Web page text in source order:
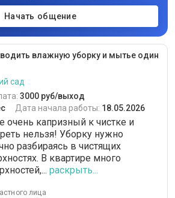
Начать общение
влажную уборку и мытье один
сад
3000 руб/выход
Дата начала работы: 18.05.2026
очень капризный к чистке и
нельзя! Уборку нужно
разбираясь в чистящих
В квартире много
раскрыть...
лица